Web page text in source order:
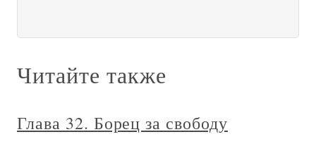
Читайте также
Глава 32. Борец за свободу